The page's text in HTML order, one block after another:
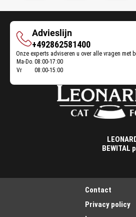
Advieslijn
Advieslijn
+492862581400
Onze experts adviseren u over alle vragen met
Öffnungszeiten
Ma-Do. 08:00-17:00
Vr
08:00-15:00
BEWITAL
Contact
Privacy policy